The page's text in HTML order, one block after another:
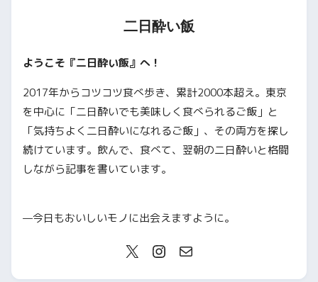
二日酔い飯
ようこそ『二日酔い飯』へ！
2017年からコツコツ食べ歩き、累計2000本超え。東京
を中心に「二日酔いでも美味しく食べられるご飯」と
「気持ちよく二日酔いになれるご飯」、その両方を探し
続けています。飲んで、食べて、翌朝の二日酔いと格闘
しながら記事を書いています。
—今日もおいしいモノに出会えますように。